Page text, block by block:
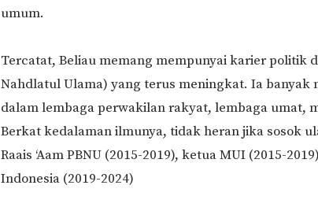
umum.
Tercatat, Beliau memang mempunyai karier politik
Nahdlatul Ulama) yang terus meningkat. Ia banyak
dalam lembaga perwakilan rakyat, lembaga umat,
Berkat kedalaman ilmunya, tidak heran jika sosok
Raais ‘Aam PBNU (2015-2019), ketua MUI (2015-
Indonesia (2019-2024)